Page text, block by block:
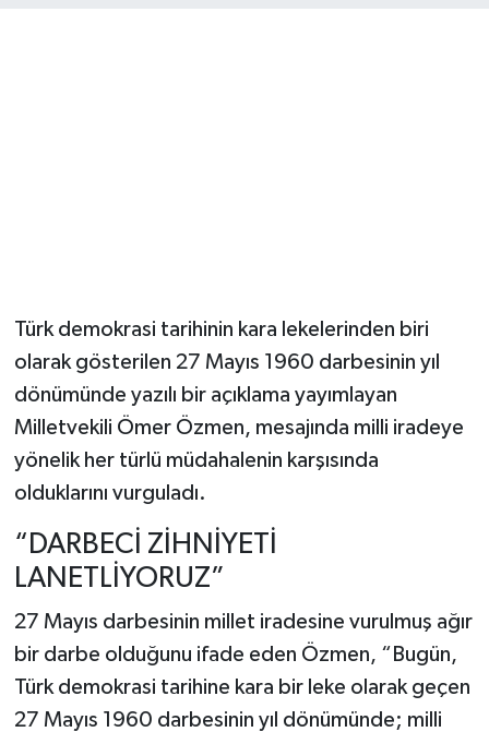
Türk demokrasi tarihinin kara lekelerinden biri
olarak gösterilen 27 Mayıs 1960 darbesinin yıl
dönümünde yazılı bir açıklama yayımlayan
Milletvekili Ömer Özmen, mesajında milli iradeye
yönelik her türlü müdahalenin karşısında
olduklarını vurguladı.
“DARBECİ ZİHNİYETİ
LANETLİYORUZ”
27 Mayıs darbesinin millet iradesine vurulmuş ağır
bir darbe olduğunu ifade eden Özmen, “Bugün,
Türk demokrasi tarihine kara bir leke olarak geçen
27 Mayıs 1960 darbesinin yıl dönümünde; milli